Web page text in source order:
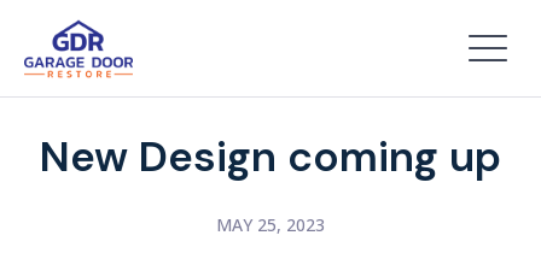
New Design coming up
MAY 25, 2023